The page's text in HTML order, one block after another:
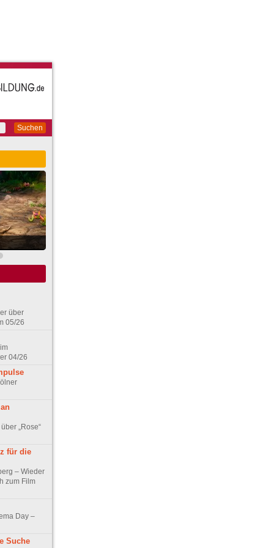
Suchen
über
05/26
04/26
„Rose“
für die
– Wieder
zum Film
Day –
Suche